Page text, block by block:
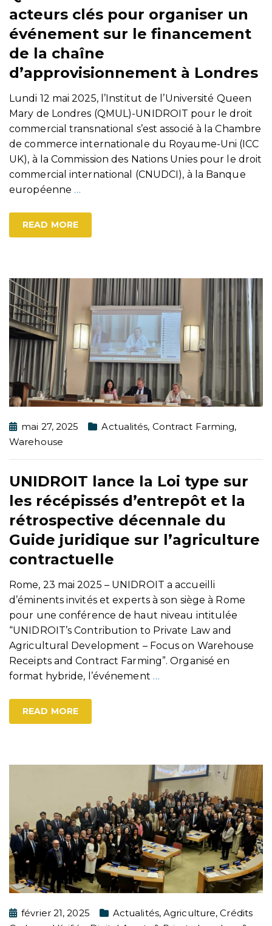
acteurs clés pour organiser un
événement sur le financement
de la chaîne
d’approvisionnement à Londres
Lundi 12 mai 2025, l’Institut de l’Université Queen
Mary de Londres (QMUL)-UNIDROIT pour le droit
commercial transnational s’est associé à la Chambre
de commerce internationale du Royaume-Uni (ICC
UK), à la Commission des Nations Unies pour le droit
commercial international (CNUDCI), à la Banque
européenne …
READ MORE
mai 27, 2025 Actualités, Contract Farming,
Warehouse
UNIDROIT lance la Loi type sur
les récépissés d’entrepôt et la
rétrospective décennale du
Guide juridique sur l’agriculture
contractuelle
Rome, 23 mai 2025 – UNIDROIT a accueilli
d’éminents invités et experts à son siège à Rome
pour une conférence de haut niveau intitulée
“UNIDROIT’s Contribution to Private Law and
Agricultural Development – Focus on Warehouse
Receipts and Contract Farming”. Organisé en
format hybride, l’événement …
READ MORE
février 21, 2025 Actualités,Agriculture,Crédits